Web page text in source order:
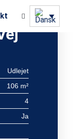
Udlejet
106 m²
4
Ja